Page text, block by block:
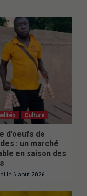
Culture
d’oeufs de
: un marché
en saison des
le 6 août 2026